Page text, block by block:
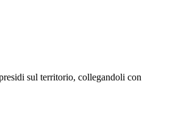
sul territorio, collegandoli con